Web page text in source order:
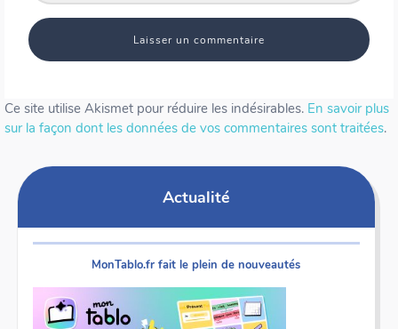
Ce site utilise Akismet pour réduire les indésirables. En savoir plus
sur la façon dont les données de vos commentaires sont traitées.
Actualité
MonTablo.fr fait le plein de nouveautés